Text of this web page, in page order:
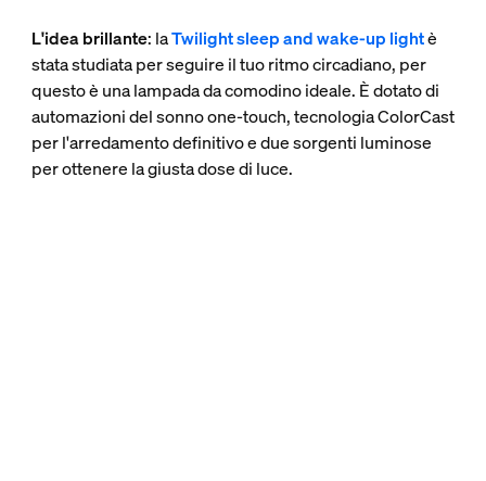
L'idea brillante: laTwilight sleep and wake-up lightè
stata studiata per seguire il tuo ritmo circadiano, per
questo è una lampada da comodino ideale. È dotato di
automazioni del sonno one-touch, tecnologia ColorCast
per l'arredamento definitivo e due sorgenti luminose
per ottenere la giusta dose di luce.